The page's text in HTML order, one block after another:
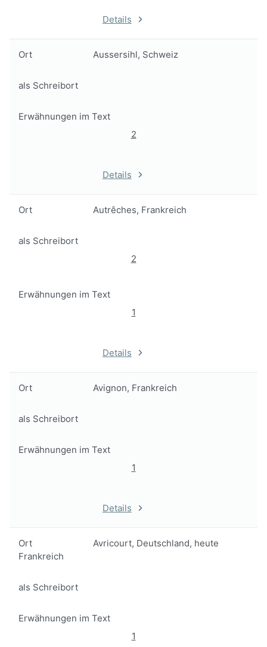
Details
Ort Aussersihl, Schweiz
als Schreibort
Erwähnungen im Text
2
Details
Ort Autrêches, Frankreich
als Schreibort
2
Erwähnungen im Text
1
Details
Ort Avignon, Frankreich
als Schreibort
Erwähnungen im Text
1
Details
Ort
Avricourt, Deutschland, heute
Frankreich
als Schreibort
Erwähnungen im Text
1